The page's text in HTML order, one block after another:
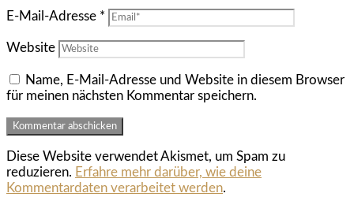
E-Mail-Adresse *
Website
Name, E-Mail-Adresse und Website in diesem Browser
für meinen nächsten Kommentar speichern.
Diese Website verwendet Akismet, um Spam zu
reduzieren. Erfahre mehr darüber, wie deine
Kommentardaten verarbeitet werden.